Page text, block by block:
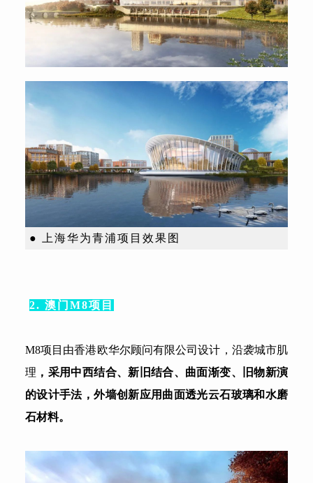
● 上海华为青浦项目效果图
2. 澳门M8项目
M8项目由香港欧华尔顾问有限公司设计，沿袭城市肌
理 ，采用中西结合、新旧结合、曲面渐变、旧物新演
的设计手法，外墙创新应用曲面透光云石玻璃和水磨
石材料。